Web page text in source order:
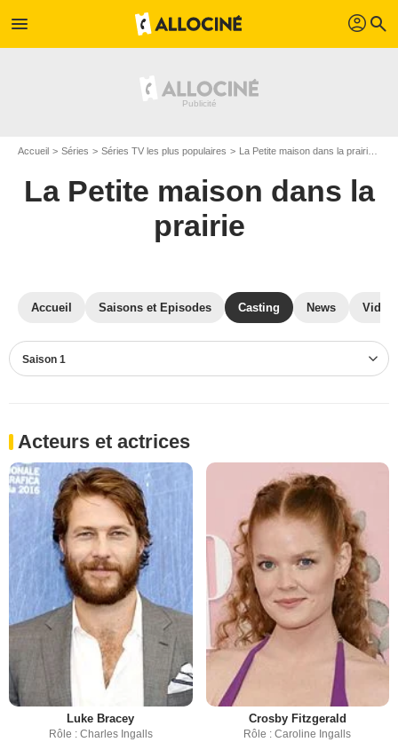
menu profil search
Accueil Séries Séries TV les plus populaires La Petite maison dans la prairie
La Petite maison dans la
prairie
Accueil Saisons et Episodes Casting News
Saison 1
Acteurs et actrices
Luke Bracey
Rôle : Charles Ingalls
Crosby Fitzgerald
Rôle : Caroline Ingalls